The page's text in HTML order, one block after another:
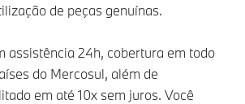
de peças genuínas.
assistência 24h, cobertura em todo
do Mercosul, além de
em até 10x sem juros. Você